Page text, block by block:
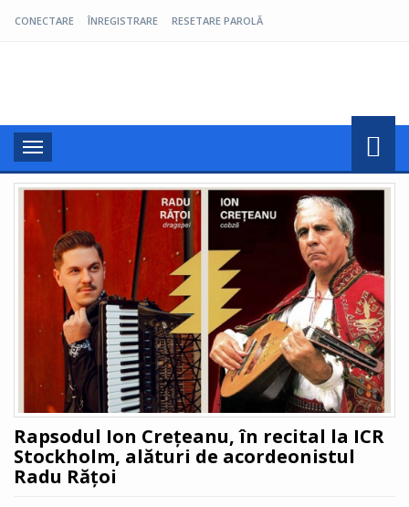
CONECTARE ÎNREGISTRARE RESETARE PAROLĂ
Toggle
navigation
Rapsodul Ion Crețeanu, în recital la ICR
Stockholm, alături de acordeonistul
Radu Rățoi